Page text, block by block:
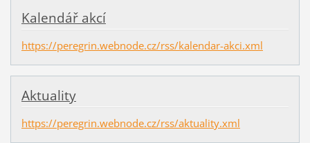
Kalendář akcí
https://peregrin.webnode.cz/rss/kalendar-akci.xml
Aktuality
https://peregrin.webnode.cz/rss/aktuality.xml